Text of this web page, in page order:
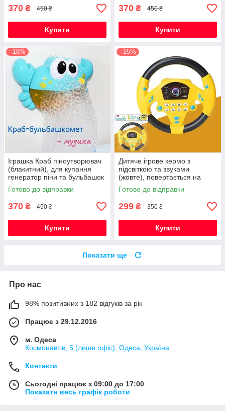
370 ₴ 450 ₴
Купити
370 ₴ 450 ₴
Купити
–18%
Іграшка Краб піноутворювач
(блакитний), для купання
генератор піни та бульбашок
з музикою на присосці
Готово до відправки
370 ₴ 450 ₴
Купити
–15%
Дитяче ігрове кермо з
підсвіткою та звуками
(жовте), повертається на
360°, інтерактивна
розвиваюча іграшка
Готово до відправки
299 ₴ 350 ₴
Купити
Показати ще
Про нас
98% позитивних з 182 відгуків за рік
Працює з 29.12.2016
м. Одеса
Космонавтів, 5 (лише офіс), Одеса, Україна
Контакти
Сьогодні працює з 09:00 до 17:00
Показати весь графік роботи